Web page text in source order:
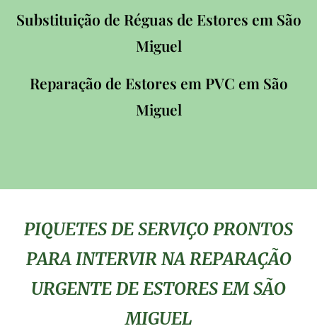
Substituição de Réguas de Estores em São
Miguel
Reparação de Estores em PVC em São
Miguel
PIQUETES DE SERVIÇO PRONTOS
PARA INTERVIR NA REPARAÇÃO
URGENTE DE ESTORES EM SÃO
MIGUEL